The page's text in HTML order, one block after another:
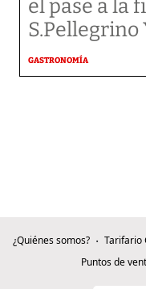
el pase a la
S.Pellegrino
GASTRONOMÍA
¿Quiénes somos? Tarifario
Puntos de